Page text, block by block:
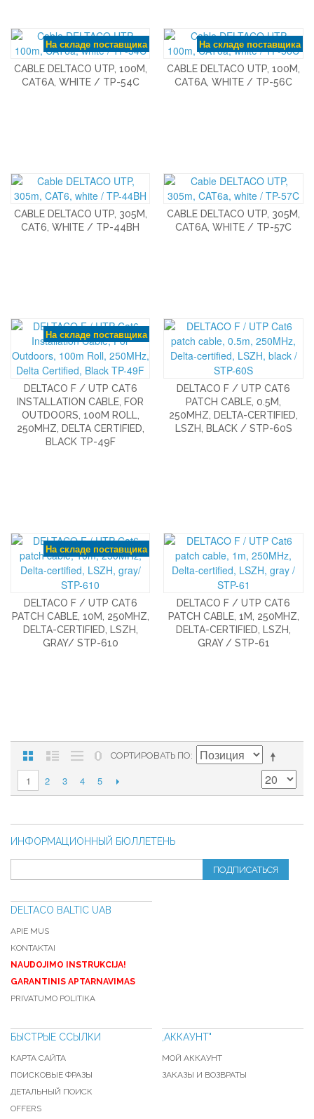
На складе поставщика
CABLE DELTACO UTP, 100M,
CAT6A, WHITE / TP-54C
На складе поставщика
CABLE DELTACO UTP, 100M,
CAT6A, WHITE / TP-56C
CABLE DELTACO UTP, 305M,
CAT6, WHITE / TP-44BH
CABLE DELTACO UTP, 305M,
CAT6A, WHITE / TP-57C
На складе поставщика
DELTACO F / UTP CAT6
INSTALLATION CABLE, FOR
OUTDOORS, 100M ROLL,
250MHZ, DELTA CERTIFIED,
BLACK TP-49F
DELTACO F / UTP CAT6
PATCH CABLE, 0.5M,
250MHZ, DELTA-CERTIFIED,
LSZH, BLACK / STP-60S
На складе поставщика
DELTACO F / UTP CAT6
PATCH CABLE, 10M, 250MHZ,
DELTA-CERTIFIED, LSZH,
GRAY/ STP-610
DELTACO F / UTP CAT6
PATCH CABLE, 1M, 250MHZ,
DELTA-CERTIFIED, LSZH,
GRAY / STP-61
СОРТИРОВАТЬ ПО
1 2 3 4 5
ИНФОРМАЦИОННЫЙ БЮЛЛЕТЕНЬ
ПОДПИСАТЬСЯ
DELTACO BALTIC UAB
APIE MUS
KONTAKTAI
NAUDOJIMO INSTRUKCIJA!
GARANTINIS APTARNAVIMAS
PRIVATUMO POLITIKA
БЫСТРЫЕ ССЫЛКИ
КАРТА САЙТА
ПОИСКОВЫЕ ФРАЗЫ
ДЕТАЛЬНЫЙ ПОИСК
OFFERS
,АККАУНТ"
МОЙ АККАУНТ
ЗАКАЗЫ И ВОЗВРАТЫ